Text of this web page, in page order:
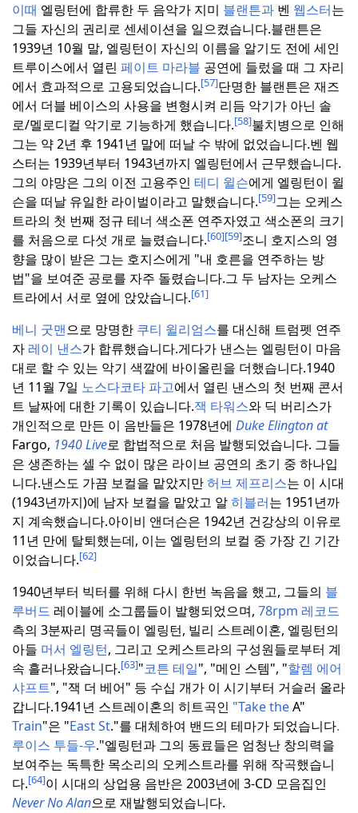
이때 엘링턴에 합류한 두 음악가 지미 블랜튼과 벤 웹스터는
그들 자신의 권리로 센세이션을 일으켰습니다.블랜튼은
1939년 10월 말, 엘링턴이 자신의 이름을 알기도 전에 세인
트루이스에서 열린 페이트 마라블 공연에 들렀을 때 그 자리
에서 효과적으로 고용되었습니다.[57]단명한 블랜튼은 재즈
에서 더블 베이스의 사용을 변형시켜 리듬 악기가 아닌 솔
로/멜로디컬 악기로 기능하게 했습니다.[58]불치병으로 인해
그는 약 2년 후 1941년 말에 떠날 수 밖에 없었습니다.벤 웹
스터는 1939년부터 1943년까지 엘링턴에서 근무했습니다.
그의 야망은 그의 이전 고용주인 테디 윌슨에게 엘링턴이 윌
슨을 떠날 유일한 라이벌이라고 말했습니다.[59]그는 오케스
트라의 첫 번째 정규 테너 색소폰 연주자였고 색소폰의 크기
를 처음으로 다섯 개로 늘렸습니다.[60][59]조니 호지스의 영
향을 많이 받은 그는 호지스에게 "내 호른을 연주하는 방
법"을 보여준 공로를 자주 돌렸습니다.그 두 남자는 오케스
트라에서 서로 옆에 앉았습니다.[61]
베니 굿맨으로 망명한 쿠티 윌리엄스를 대신해 트럼펫 연주
자 레이 낸스가 합류했습니다.게다가 낸스는 엘링턴이 마음
대로 할 수 있는 악기 색깔에 바이올린을 더했습니다.1940
년 11월 7일 노스다코타 파고에서 열린 낸스의 첫 번째 콘서
트 날짜에 대한 기록이 있습니다.잭 타워스와 딕 버리스가
개인적으로 만든 이 음반들은 1978년에 Duke Elington at
Fargo, 1940 Live로 합법적으로 처음 발행되었습니다. 그들
은 생존하는 셀 수 없이 많은 라이브 공연의 초기 중 하나입
니다.낸스도 가끔 보컬을 맡았지만허브 제프리스는 이 시대
(1943년까지)에 남자 보컬을 맡았고 알히블러는 1951년까
지 계속했습니다.아이비 앤더슨은 1942년 건강상의 이유로
11년 만에 탈퇴했는데, 이는 엘링턴의 보컬 중 가장 긴 기간
이었습니다.[62]
1940년부터 빅터를 위해 다시 한번 녹음을 했고, 그들의 블
루버드 레이블에 소그룹들이 발행되었으며, 78rpm 레코드
측의 3분짜리 명곡들이 엘링턴, 빌리 스트레이혼, 엘링턴의
아들 머서 엘링턴, 그리고 오케스트라의 구성원들로부터 계
속 흘러나왔습니다.[63]"코튼 테일", "메인 스템", "할렘 에어
샤프트", "잭 더 베어" 등 수십 개가 이 시기부터 거슬러 올라
갑니다.1941년 스트레이혼의 히트곡인 "Take theA"
Train"은 "East St."를 대체하여 밴드의 테마가 되었습니다.
루이스 투들-우."엘링턴과 그의 동료들은 엄청난 창의력을
보여주는 독특한 목소리의 오케스트라를 위해 작곡했습니
다.[64]이 시대의 상업용 음반은 2003년에 3-CD 모음집인
Never No Alan으로 재발행되었습니다.